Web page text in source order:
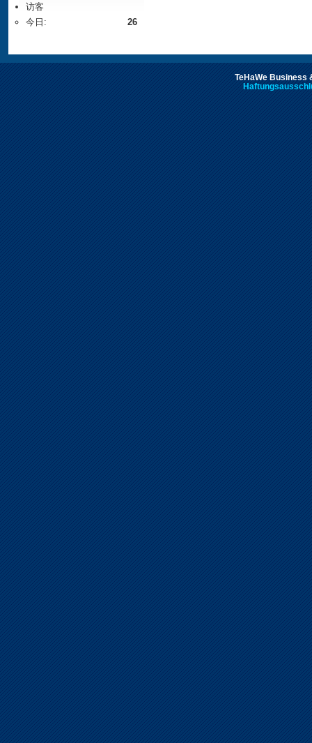
访客
今日:
26
TeHaWe Business